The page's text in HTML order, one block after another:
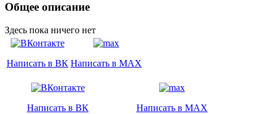
Общее описание
Здесь пока ничего нет
Написать в ВК Написать в MAX
Написать в ВК Написать в MAX